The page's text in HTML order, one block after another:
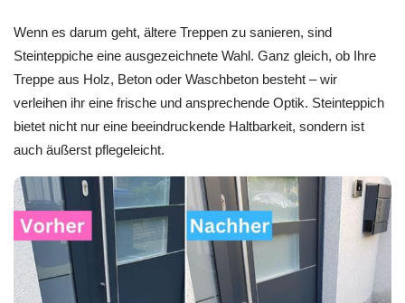
Wenn es darum geht, ältere Treppen zu sanieren, sind
Steinteppiche eine ausgezeichnete Wahl. Ganz gleich, ob Ihre
Treppe aus Holz, Beton oder Waschbeton besteht – wir
verleihen ihr eine frische und ansprechende Optik. Steinteppich
bietet nicht nur eine beeindruckende Haltbarkeit, sondern ist
auch äußerst pflegeleicht.